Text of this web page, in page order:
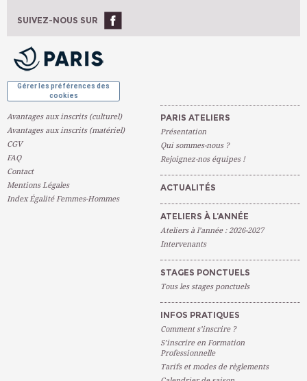
Ateliers À L'année
SUIVEZ-NOUS SUR
Gérer les préférences des
cookies
Avantages aux inscrits (culturel)
Avantages aux inscrits (matériel)
CGV
FAQ
Contact
Mentions Légales
Index Égalité Femmes-Hommes
PARIS ATELIERS
Présentation
Qui sommes-nous ?
Rejoignez-nos équipes !
ACTUALITÉS
ATELIERS À L’ANNÉE
Ateliers à l’année : 2026-2027
Intervenants
STAGES PONCTUELS
Tous les stages ponctuels
INFOS PRATIQUES
Comment s’inscrire ?
S’inscrire en Formation
Professionnelle
Tarifs et modes de règlements